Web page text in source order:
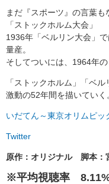
まだ『スポーツ』の言葉
「ストックホルム大会」
1936年「ベルリン大会」
量産。
そしてついには、1964年
「ストックホルム」「ベ
激動の52年間を描いていく
いだてん～東京オリムピ
Twitter
原作：オリジナル 脚本：
※平均視聴率